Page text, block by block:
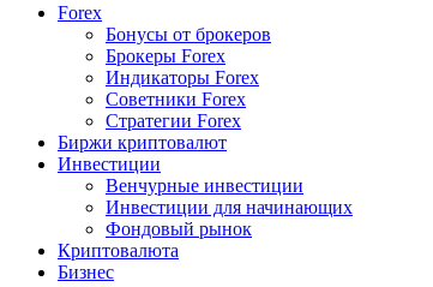
Forex
Бонусы от брокеров
Брокеры Forex
Индикаторы Forex
Советники Forex
Стратегии Forex
Биржи криптовалют
Инвестиции
Венчурные инвестиции
Инвестиции для начинающих
Фондовый рынок
Криптовалюта
Бизнес